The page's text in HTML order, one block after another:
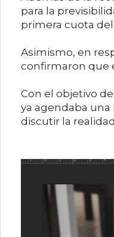
para la
primera cuota del
Asimismo, en
confirmaron que
Con el objetivo
ya agendaba una
discutir la